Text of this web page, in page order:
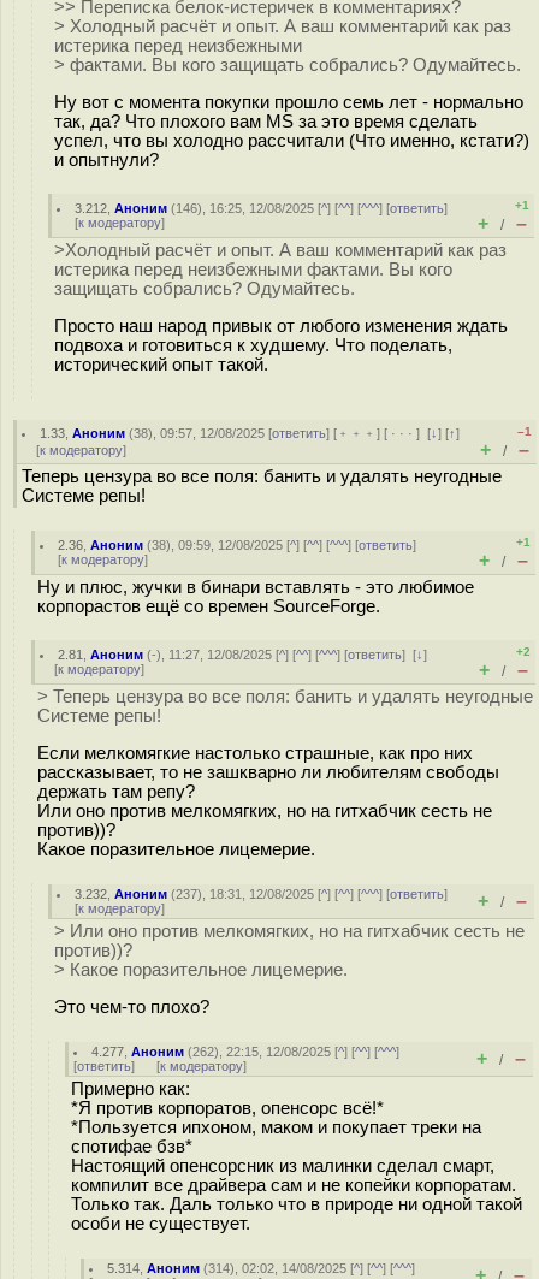
>> Переписка белок-истеричек в комментариях?
> Холодный расчёт и опыт. А ваш комментарий как раз
истерика перед неизбежными
> фактами. Вы кого защищать собрались? Одумайтесь.
Ну вот с момента покупки прошло семь лет - нормально
так, да? Что плохого вам MS за это время сделать
успел, что вы холодно рассчитали (Что именно, кстати?)
и опытнули?
3.212 ,Аноним (146), 16:25, 12/08/2025 [^] [^^] [^^^] [ответить]
[к модератору]
+1
+ / –
>Холодный расчёт и опыт. А ваш комментарий как раз
истерика перед неизбежными фактами. Вы кого
защищать собрались? Одумайтесь.
Просто наш народ привык от любого изменения ждать
подвоха и готовиться к худшему. Что поделать,
исторический опыт такой.
1.33 ,Аноним (38), 09:57, 12/08/2025 [ответить] [ ﹢﹢﹢] [ · · ·][↓] [↑]
[к модератору]
–1
+ / –
Теперь цензура во все поля: банить и удалять неугодные
Системе репы!
2.36 ,Аноним (38), 09:59, 12/08/2025 [^] [^^] [^^^] [ответить]
[к модератору]
+1
+ / –
Ну и плюс, жучки в бинари вставлять - это любимое
корпорастов ещё со времен SourceForge.
2.81 ,Аноним (-), 11:27, 12/08/2025 [^] [^^] [^^^] [ответить][↓]
[к модератору]
+2
+ / –
> Теперь цензура во все поля: банить и удалять неугодные
Системе репы!
Если мелкомягкие настолько страшные, как про них
рассказывает, то не зашкварно ли любителям свободы
держать там репу?
Или оно против мелкомягких, но на гитхабчик сесть не
против))?
Какое поразительное лицемерие.
3.232 ,Аноним (237), 18:31, 12/08/2025 [^] [^^] [^^^] [ответить]
[к модератору] + / –
> Или оно против мелкомягких, но на гитхабчик сесть не
против))?
> Какое поразительное лицемерие.
Это чем-то плохо?
4.277 ,Аноним (262), 22:15, 12/08/2025 [^] [^^] [^^^]
[ответить] [к модератору] + / –
Примерно как:
*Я против корпоратов, опенсорс всё!*
*Пользуется ипхоном, маком и покупает треки на
спотифае бзв*
Настоящий опенсорсник из малинки сделал смарт,
компилит все драйвера сам и не копейки корпоратам.
Только так. Даль только что в природе ни одной такой
особи не существует.
5.314 ,Аноним (314), 02:02, 14/08/2025 [^] [^^] [^^^]
+ –